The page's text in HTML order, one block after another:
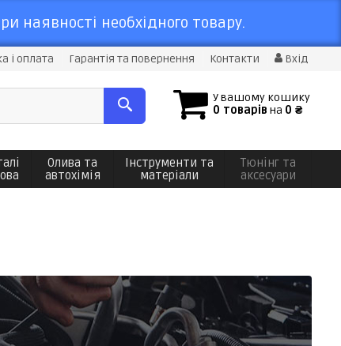
наявності необхідного товару.
і оплата Гарантія та повернення Контакти Вхід
У вашому кошику
0 товарів на 0 ₴
Олива та
автохімія
Інструменти та
матеріали
Тюнінг та
аксесуари